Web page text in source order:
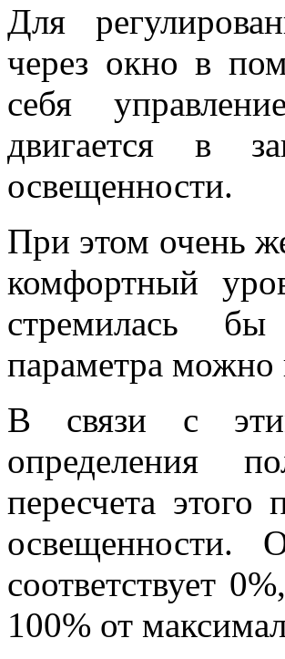
Для
через окно в
себя
двигается в
освещенности.
При этом очень
комфортный
стремилась бы
параметра
В связи с
определения
пересчета
освещенности.
соответствует
100% от